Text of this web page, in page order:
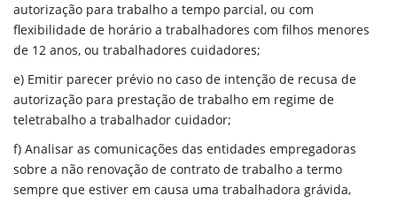
autorização para trabalho a tempo parcial, ou com
flexibilidade de horário a trabalhadores com filhos menores
de 12 anos, ou trabalhadores cuidadores;
e) Emitir parecer prévio no caso de intenção de recusa de
autorização para prestação de trabalho em regime de
teletrabalho a trabalhador cuidador;
f) Analisar as comunicações das entidades empregadoras
sobre a não renovação de contrato de trabalho a termo
sempre que estiver em causa uma trabalhadora grávida,